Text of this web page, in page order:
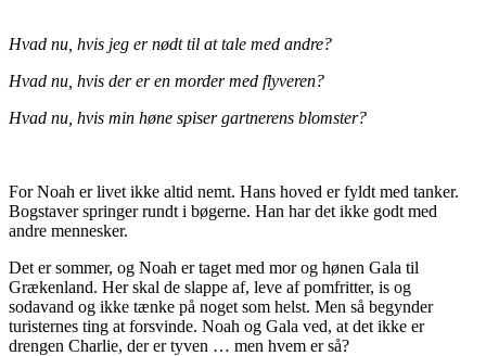
Hvad nu, hvis jeg er nødt til at tale med andre?
Hvad nu, hvis der er en morder med flyveren?
Hvad nu, hvis min høne spiser gartnerens blomster?
For Noah er livet ikke altid nemt. Hans hoved er fyldt med tanker.
Bogstaver springer rundt i bøgerne. Han har det ikke godt med
andre mennesker.
Det er sommer, og Noah er taget med mor og hønen Gala til
Grækenland. Her skal de slappe af, leve af pomfritter, is og
sodavand og ikke tænke på noget som helst. Men så begynder
turisternes ting at forsvinde. Noah og Gala ved, at det ikke er
drengen Charlie, der er tyven … men hvem er så?